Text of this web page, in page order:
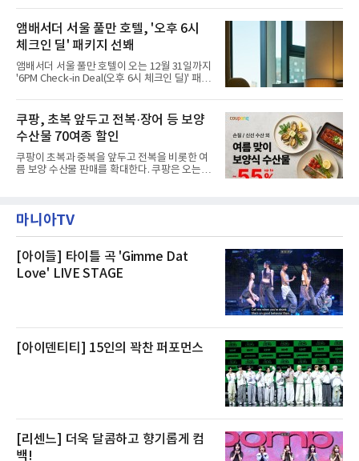
민들의 호응 속에 CFS는 즉시 행동에 나섰다. 지
난 28일 오후 전문 청소업체와
에 대해서는 외부 화재 연기 유입이라고 설명했
고, 2023년 같은 물류센터에서 발생한 화재에
대해서도 쿠팡 입주 전 공사 과정에서 벌어진 일
이라며 선을 그었다.쿠팡은 21일 인천 물류센터
내부에서 불이 타는 냄새가 났다는 의혹과 관련
해 “사실무근”이라는 입장을 밝혔다.회사 측은
“인근에서 지난 15일 다른 회사에서 발생한 대
것으로 확인됐다”고 설명했다.이어 “정확한 화
재 원인은 추후 조사될
앰배서더 서울 풀만 호텔, '오후 6시
체크인 딜' 패키지 선봬
앰배서더 서울 풀만 호텔이 오는 12월 31일까지
'6PM Check-in Deal(오후 6시 체크인 딜)' 패키
으로 여유로운 저녁 시간부터 호텔 스테이를 시
작할 수 있도록 준비됐다.앰배서더 서울 풀만 호
텔 측은 “퇴근 후 또는 주말 도심 속에서 짧지만
온전한 휴식을 원하는 고객들에게 특별한 경험
을 제공한다”고 밝혔다.패키지는 디럭스와 이그
제큐티브 두 가지 타입으로 구성된다. 디럭스 패
키지는 객실 1박(룸 온리)으로 심플한 호캉스를
스 센터 사우나 2인 이용 혜택이 포함된다.특히
클럽 앰배서더 라운지
쿠팡, 초복 앞두고 전복·장어 등 보양
수산물 70여종 할인
쿠팡이 초복과 중복을 앞두고 전복을 비롯한 여
름 보양 수산물 판매를 확대한다. 쿠팡은 오는
우 등이 포함됐다. 쿠팡은 올해 큰 크기의 전복
생산량이 늘어난 점을 반영해 주요 산지 상품을
전복은 산지에서 채취한 뒤 전국으로 직송되는
방식으로 운영된다. 신선도가 중요한 상품인 만
큼 이르면 다음 날 오전 배송이 가능하도록 물류
마니아TV
[아이들] 타이틀 곡 'Gimme Dat
Love' LIVE STAGE
[아이덴티티] 15인의 꽉찬 퍼포먼스
[리센느] 더욱 달콤하고 향기롭게 컴
백!